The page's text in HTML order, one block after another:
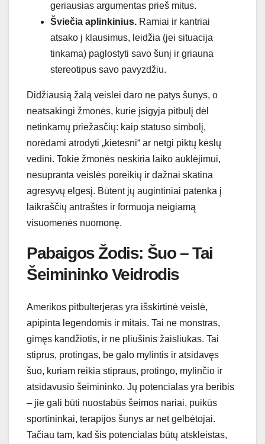
geriausias argumentas prieš mitus.
Šviečia aplinkinius. Ramiai ir kantriai
atsako į klausimus, leidžia (jei situacija
tinkama) paglostyti savo šunį ir griauna
stereotipus savo pavyzdžiu.
Didžiausią žalą veislei daro ne patys šunys, o
neatsakingi žmonės, kurie įsigyja pitbulį dėl
netinkamų priežasčių: kaip statuso simbolį,
norėdami atrodyti „kietesni“ ar netgi piktų kėslų
vedini. Tokie žmonės neskiria laiko auklėjimui,
nesupranta veislės poreikių ir dažnai skatina
agresyvų elgesį. Būtent jų augintiniai patenka į
laikraščių antraštes ir formuoja neigiamą
visuomenės nuomonę.
Pabaigos Žodis: Šuo – Tai
Šeimininko Veidrodis
Amerikos pitbulterjeras yra išskirtinė veislė,
apipinta legendomis ir mitais. Tai ne monstras,
gimęs kandžiotis, ir ne pliušinis žaisliukas. Tai
stiprus, protingas, be galo mylintis ir atsidavęs
šuo, kuriam reikia stipraus, protingo, mylinčio ir
atsidavusio šeimininko. Jų potencialas yra beribis
– jie gali būti nuostabūs šeimos nariai, puikūs
sportininkai, terapijos šunys ar net gelbėtojai.
Tačiau tam, kad šis potencialas būtų atskleistas,